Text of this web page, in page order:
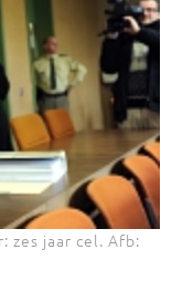
zes jaar cel. Afb: